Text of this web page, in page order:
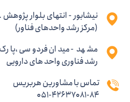
نیشابور - انتهای بلوار
(مرکز رشد واحدهای فناور)
مشهد - میدان فردوسی
رشد فناوری واحد های دارویی
تماس با مشاورین هربریس
051-42637081-84